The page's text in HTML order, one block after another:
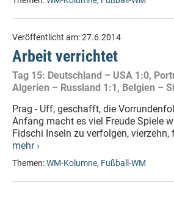
Veröffentlicht am:27.6.2014
Arbeit verrichtet
Tag 15: Deutschland – USA 1:0,
Algerien – Russland 1:1, Belgien –
Prag - Uff, geschafft, die
Anfang macht es viel Freude Spiele
Fidschi Inseln zu verfolgen, vierzehn,
mehr ›
Themen:WM-Kolumne, Fußball-WM